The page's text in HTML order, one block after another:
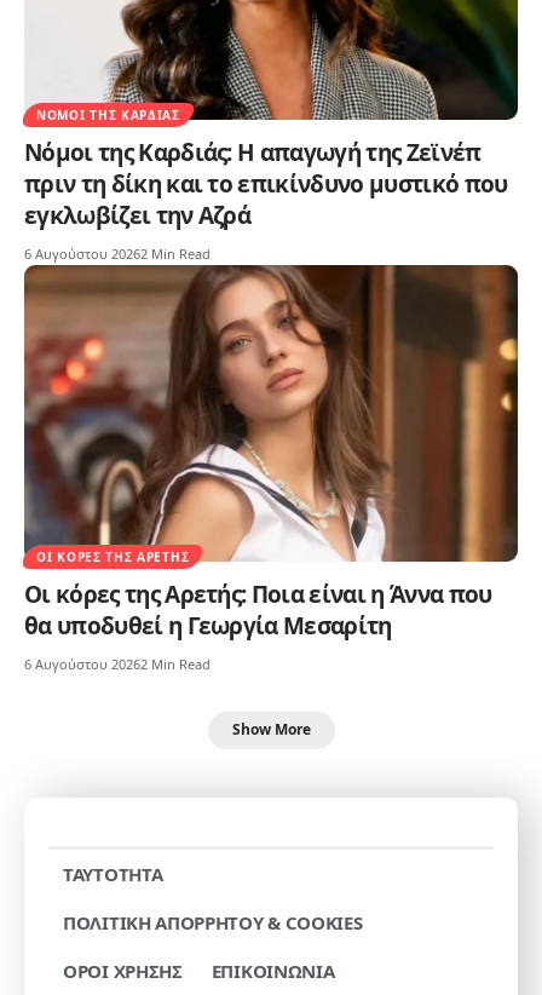
ΝΌΜΟΙ ΤΗΣ ΚΑΡΔΙΆΣ
Νόμοι της Καρδιάς: Η απαγωγή της Ζεϊνέπ
πριν τη δίκη και το επικίνδυνο μυστικό που
εγκλωβίζει την Αζρά
6 Αυγούστου 20262 Min Read
ΟΙ ΚΌΡΕΣ ΤΗΣ ΑΡΕΤΉΣ
Οι κόρες της Αρετής: Ποια είναι η Άννα που
θα υποδυθεί η Γεωργία Μεσαρίτη
6 Αυγούστου 20262 Min Read
Show More
TAYTOTHTA
ΠΟΛΙΤΙΚΗ ΑΠΟΡΡΗΤΟΥ & COOKIES
ΟΡΟΙ ΧΡΗΣΗΣ
ΕΠΙΚΟΙΝΩΝΙΑ